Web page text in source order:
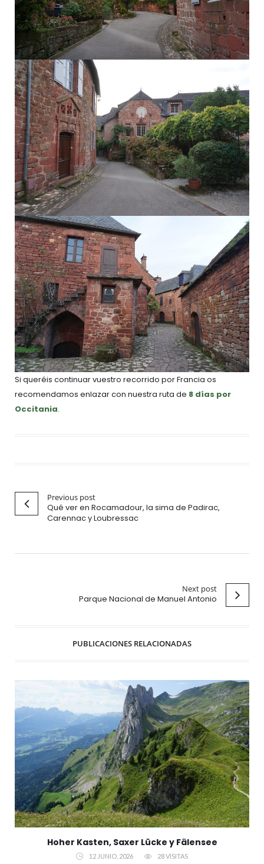
Si queréis continuar vuestro recorrido por Francia os
recomendamos enlazar con nuestra ruta de 8 días por
Occitania.
Previous post
Qué ver en Rocamadour, la sima de Padirac,
Carennac y Loubressac
Next post
Parque Nacional de Manuel Antonio
PUBLICACIONES RELACIONADAS
Hoher Kasten, Saxer Lücke y Fälensee
12 JUNIO, 2026 28 VISITAS